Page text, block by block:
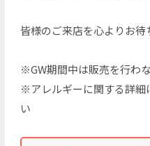
皆様のご来店を心よりお待
※GW期間中は販売を行わ
※アレルギーに関する詳細
い